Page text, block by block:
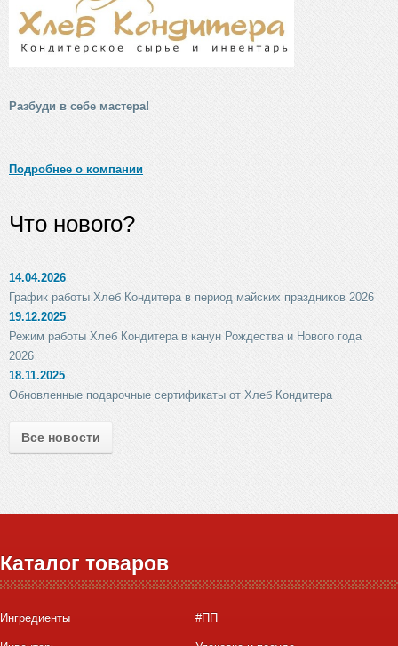
Разбуди в себе мастера!
Подробнее о компании
Что нового?
14.04.2026
График работы Хлеб Кондитера в период майских праздников 2026
19.12.2025
Режим работы Хлеб Кондитера в канун Рождества и Нового года
2026
18.11.2025
Обновленные подарочные сертификаты от Хлеб Кондитера
Все новости
Каталог товаров
Ингредиенты #ПП